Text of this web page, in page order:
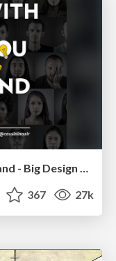
Dealing with People You Can't Stand - Big Design 2015
367 27k